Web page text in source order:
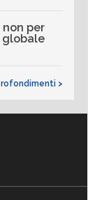
non per
globale
>